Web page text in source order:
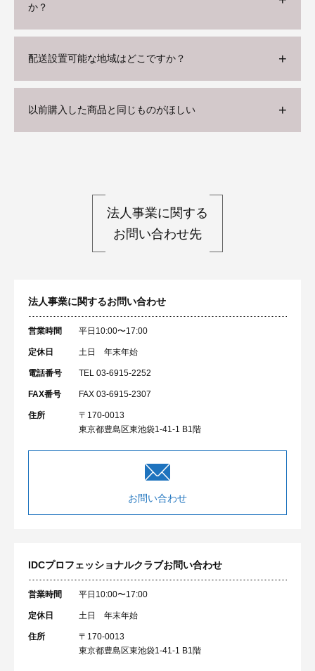
か？
配送設置可能な地域はどこですか？
以前購入した商品と同じものがほしい
法人事業に関する
お問い合わせ先
法人事業に関するお問い合わせ
営業時間 平日10:00〜17:00
定休日 土日 年末年始
電話番号 TEL 03-6915-2252
FAX番号 FAX 03-6915-2307
住所
〒170-0013
東京都豊島区東池袋1-41-1 B1階
お問い合わせ
IDCプロフェッショナルクラブお問い合わせ
営業時間 平日10:00〜17:00
定休日 土日 年末年始
住所
〒170-0013
東京都豊島区東池袋1-41-1 B1階